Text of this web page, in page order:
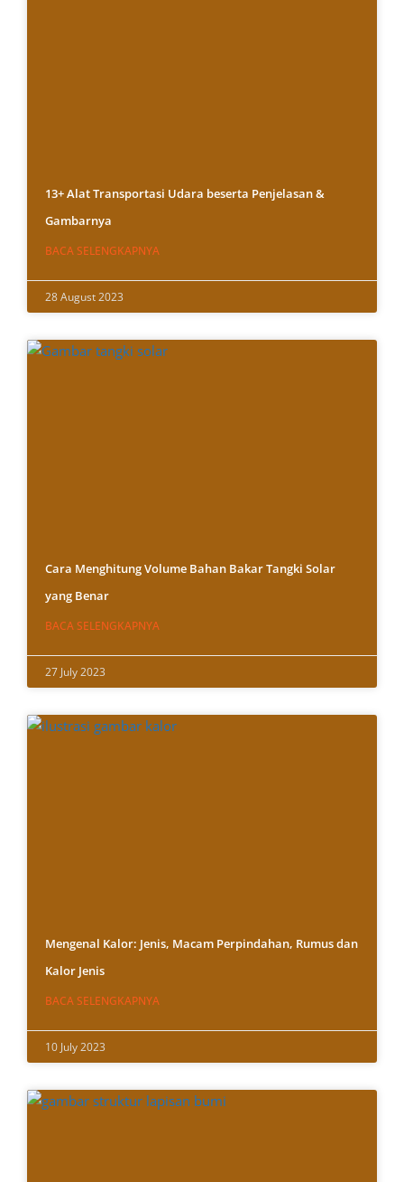
13+ Alat Transportasi Udara beserta Penjelasan &
Gambarnya
BACA SELENGKAPNYA
28 August 2023
Cara Menghitung Volume Bahan Bakar Tangki Solar
yang Benar
BACA SELENGKAPNYA
27 July 2023
Mengenal Kalor: Jenis, Macam Perpindahan, Rumus dan
Kalor Jenis
BACA SELENGKAPNYA
10 July 2023